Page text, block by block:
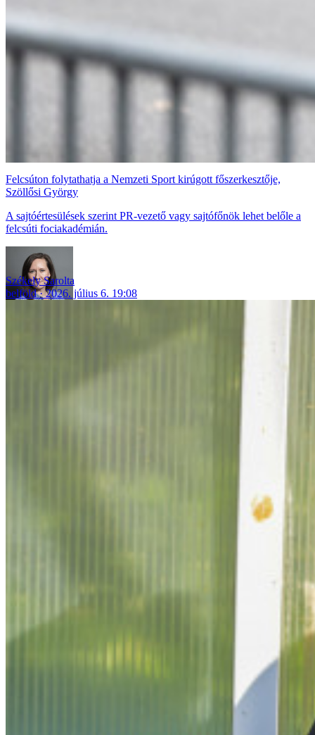
Felcsúton folytathatja a Nemzeti Sport kirúgott főszerkesztője,
Szöllősi György
A sajtóértesülések szerint PR-vezető vagy sajtófőnök lehet belőle a
felcsúti fociakadémián.
Székely Sarolta
belföld
2026. július 6. 19:08